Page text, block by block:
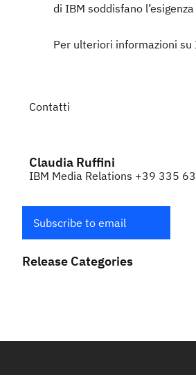
di IBM soddisfano
Per ulteriori informazioni
Contatti
Claudia Ruffini
IBM Media Relations +39 335
Subscribe to email
Release Categories